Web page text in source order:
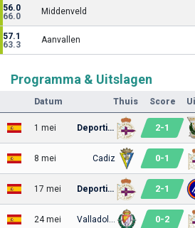
56.0
66.0
Middenveld
57.1
63.3
Aanvallen
Programma & Uitslagen
Datum Thuis Score
1 mei Deportivo 2-1
8 mei Cadiz 0-1
17 mei Deportivo 2-1
24 mei Valladolid 0-2